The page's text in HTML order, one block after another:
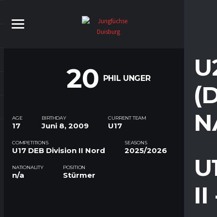
II
20 PHIL UNGER
AGE
17
BIRTHDAY
Juni 8, 2009
CURRENT TEAM
U17
COMPETITIONS
U17 DEB Division II Nord
SEASONS
2025/2026
NATIONALITY
n/a
POSITION
Stürmer